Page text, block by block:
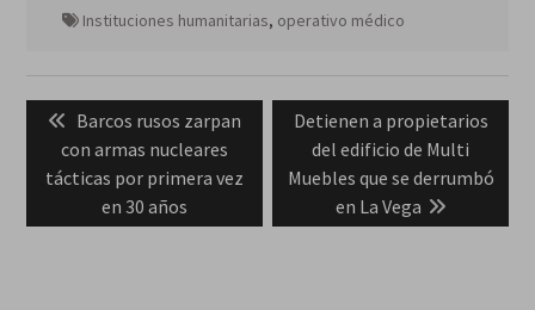
Instituciones humanitarias, operativo médico
de
entradas
Previous
post:
Barcos rusos zarpan
con armas nucleares
tácticas por primera vez
en 30 años
Next
post:
Detienen a propietarios
del edificio de Multi
Muebles que se derrumbó
en La Vega